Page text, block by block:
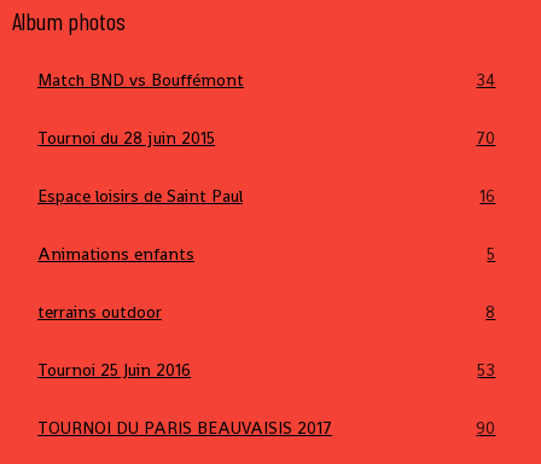
Album photos
Match BND vs Bouffémont 34
Tournoi du 28 juin 2015 70
Espace loisirs de Saint Paul 16
Animations enfants 5
terrains outdoor 8
Tournoi 25 Juin 2016 53
TOURNOI DU PARIS BEAUVAISIS 2017 90